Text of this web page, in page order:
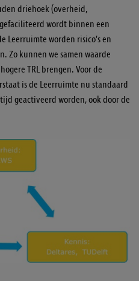
driehoek (overheid,
wordt binnen een
Leerruimte worden risico’s en
Zo kunnen we samen waarde
TRL brengen. Voor de
is de Leerruimte nu standaard
geactiveerd worden, ook door de